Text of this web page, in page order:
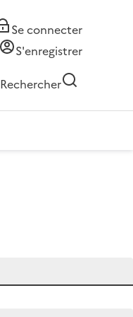
Se connecter
S'enregistrer
Rechercher